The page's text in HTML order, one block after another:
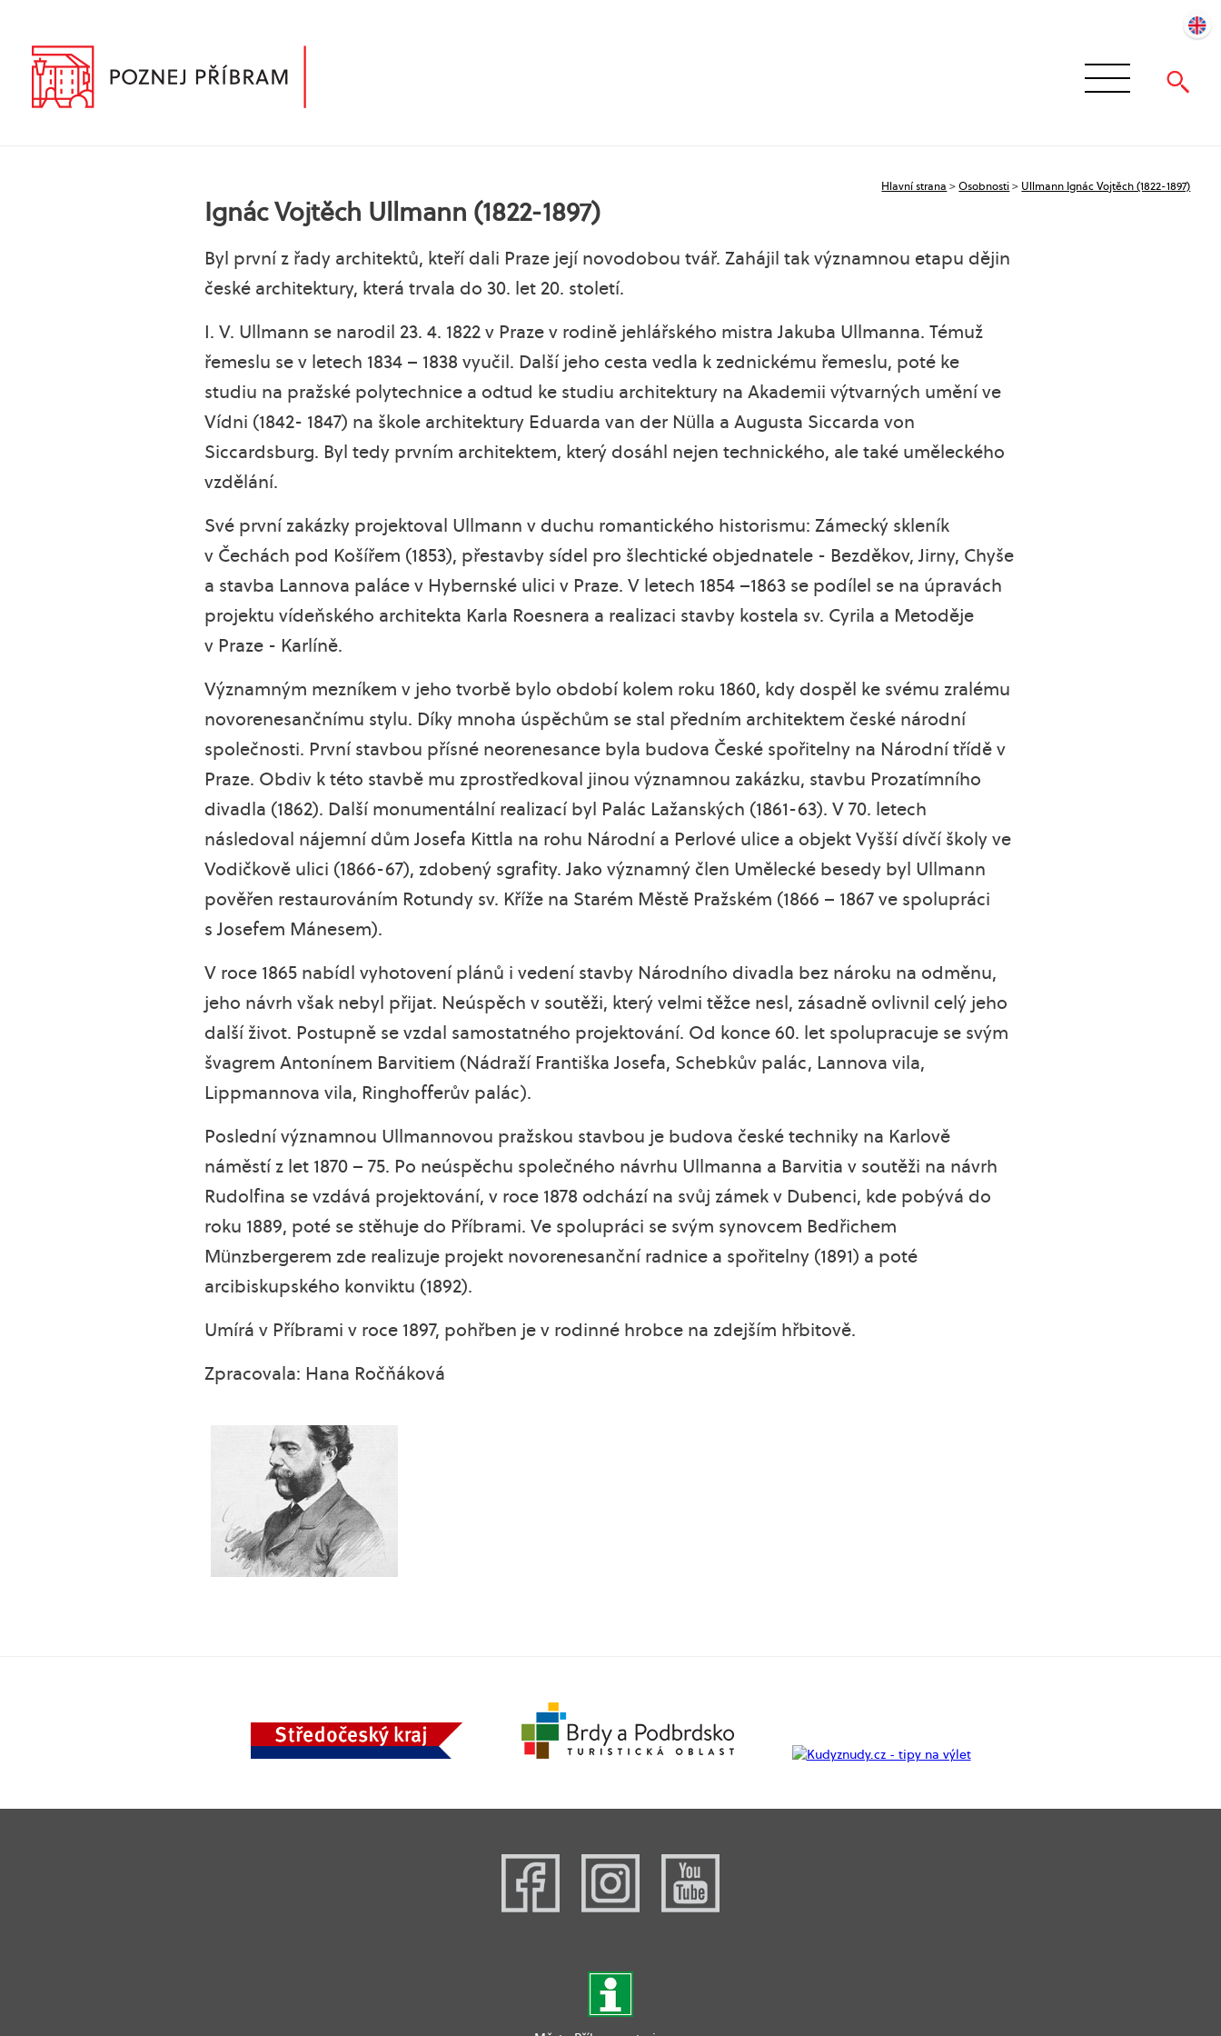
Hlavní strana >Osobnosti> Ullmann Ignác Vojtěch (1822-1897)
Ignác Vojtěch Ullmann (1822-1897)
Byl první z řady architektů, kteří dali Praze její novodobou tvář. Zahájil tak významnou etapu dějin
české architektury, která trvala do 30. let 20. století.
I. V. Ullmann se narodil 23. 4. 1822 v Praze v rodině jehlářského mistra Jakuba Ullmanna. Témuž
řemeslu se v letech 1834 – 1838 vyučil. Další jeho cesta vedla k zednickému řemeslu, poté ke
studiu na pražské polytechnice a odtud ke studiu architektury na Akademii výtvarných umění ve
Vídni (1842- 1847) na škole architektury Eduarda van der Nülla a Augusta Siccarda von
Siccardsburg. Byl tedy prvním architektem, který dosáhl nejen technického, ale také uměleckého
vzdělání.
Své první zakázky projektoval Ullmann v duchu romantického historismu: Zámecký skleník
v Čechách pod Košířem (1853), přestavby sídel pro šlechtické objednatele - Bezděkov, Jirny, Chyše
a stavba Lannova paláce v Hybernské ulici v Praze. V letech 1854 –1863 se podílel se na úpravách
projektu vídeňského architekta Karla Roesnera a realizaci stavby kostela sv. Cyrila a Metoděje
v Praze - Karlíně.
Významným mezníkem v jeho tvorbě bylo období kolem roku 1860, kdy dospěl ke svému zralému
novorenesančnímu stylu. Díky mnoha úspěchům se stal předním architektem české národní
společnosti. První stavbou přísné neorenesance byla budova České spořitelny na Národní třídě v
Praze. Obdiv k této stavbě mu zprostředkoval jinou významnou zakázku, stavbu Prozatímního
divadla (1862). Další monumentální realizací byl Palác Lažanských (1861-63). V 70. letech
následoval nájemní dům Josefa Kittla na rohu Národní a Perlové ulice a objekt Vyšší dívčí školy ve
Vodičkově ulici (1866-67), zdobený sgrafity. Jako významný člen Umělecké besedy byl Ullmann
pověřen restaurováním Rotundy sv. Kříže na Starém Městě Pražském (1866 – 1867 ve spolupráci
s Josefem Mánesem).
V roce 1865 nabídl vyhotovení plánů i vedení stavby Národního divadla bez nároku na odměnu,
jeho návrh však nebyl přijat. Neúspěch v soutěži, který velmi těžce nesl, zásadně ovlivnil celý jeho
další život. Postupně se vzdal samostatného projektování. Od konce 60. let spolupracuje se svým
švagrem Antonínem Barvitiem (Nádraží Františka Josefa, Schebkův palác, Lannova vila,
Lippmannova vila, Ringhofferův palác).
Poslední významnou Ullmannovou pražskou stavbou je budova české techniky na Karlově
náměstí z let 1870 – 75. Po neúspěchu společného návrhu Ullmanna a Barvitia v soutěži na návrh
Rudolfina se vzdává projektování, v roce 1878 odchází na svůj zámek v Dubenci, kde pobývá do
roku 1889, poté se stěhuje do Příbrami. Ve spolupráci se svým synovcem Bedřichem
Münzbergerem zde realizuje projekt novorenesanční radnice a spořitelny (1891) a poté
arcibiskupského konviktu (1892).
Umírá v Příbrami v roce 1897, pohřben je v rodinné hrobce na zdejším hřbitově.
Zpracovala: Hana Ročňáková